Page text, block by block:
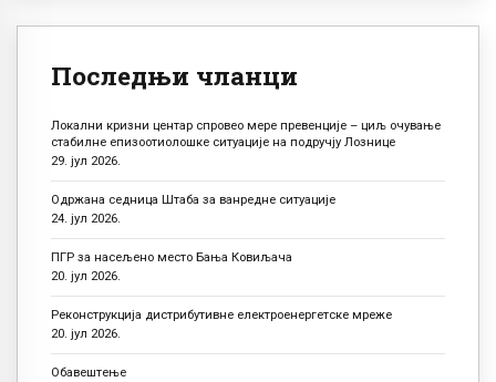
Последњи чланци
Локални кризни центар спровео мере превенције – циљ очување
стабилне епизоотиолошке ситуације на подручју Лознице
29. јул 2026.
Одржана седница Штаба за ванредне ситуације
24. јул 2026.
ПГР за насељено место Бања Ковиљача
20. јул 2026.
Реконструкција дистрибутивне електроенергетске мреже
20. јул 2026.
Обавештење